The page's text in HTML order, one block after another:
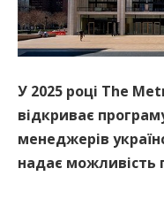
У 2025 році The
відкриває
менеджерів
надає можливість